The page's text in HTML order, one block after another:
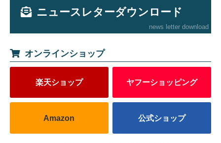
ニュースレターダウンロード
news letter download
オンラインショップ
楽天ショップ ヤフーショッピング
Amazon 公式ショップ